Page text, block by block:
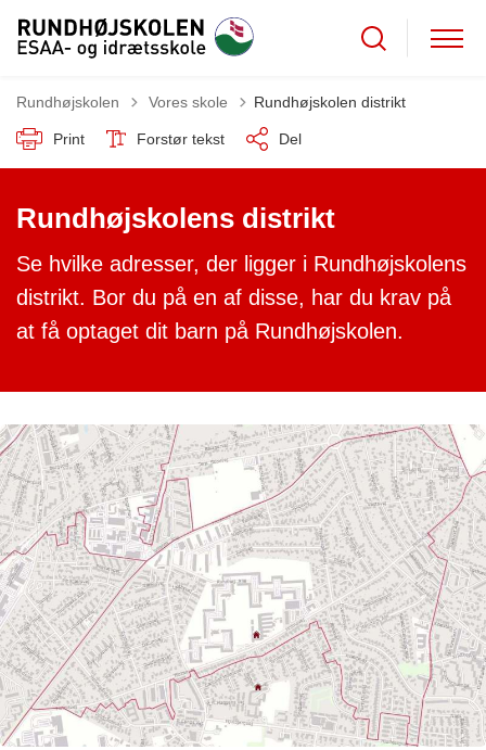
Rundhøjskolen Tilbage til
Vores skole Rundhøjskolen distrikt
Print Forstør tekst Del
Rundhøjskolens distrikt
Se hvilke adresser, der ligger i Rundhøjskolens
distrikt. Bor du på en af disse, har du krav på
at få optaget dit barn på Rundhøjskolen.